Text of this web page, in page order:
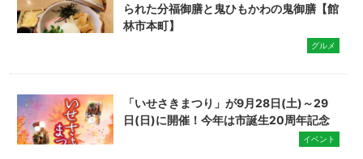
られた分福御膳と鬼ひもかわの鬼御膳【館
林市本町】
グルメ
「いせさきまつり」が9月28日(土)～29
日(日)に開催！今年は市誕生20周年記念
イベント